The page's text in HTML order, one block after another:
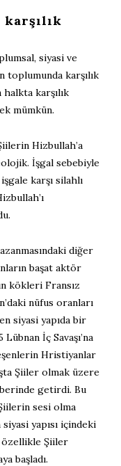
siyasi ve
toplumunda karşılık
halkta karşılık
mümkün.
Hizbullah’a
İşgal sebebiyle
karşı silahlı
diğer
başat aktör
kökleri Fransız
nüfus oranları
siyasi yapıda bir
İç Savaşı’na
Hristiyanlar
Şiiler olmak üzere
getirdi. Bu
sesi olma
yapısı içindeki
Şiiler
başladı.